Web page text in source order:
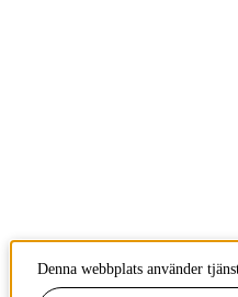
Denna webbplats använder